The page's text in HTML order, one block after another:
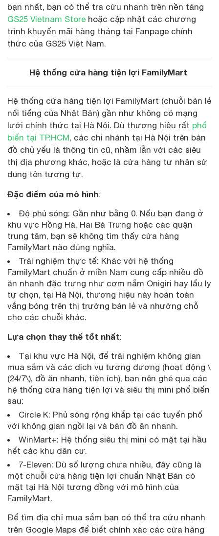
bạn nhất, bạn có thể tra cứu nhanh trên nền tảng
GS25 Vietnam Store hoặc cập nhật các chương
trình khuyến mãi hàng tháng tại Fanpage chính
thức của GS25 Việt Nam.
Hệ thống cửa hàng tiện lợi FamilyMart
Hệ thống cửa hàng tiện lợi FamilyMart (chuỗi bán lẻ
nổi tiếng của Nhật Bản) gần như không có mạng
lưới chính thức tại Hà Nội. Dù thương hiệu rất phổ
biến tại TP.HCM, các chi nhánh tại Hà Nội trên bản
đồ chủ yếu là thông tin cũ, nhầm lẫn với các siêu
thị địa phương khác, hoặc là cửa hàng tư nhân sử
dụng tên tương tự.
Đặc điểm của mô hình:
Độ phủ sóng: Gần như bằng 0. Nếu bạn đang ở
khu vực Hồng Hà, Hai Bà Trưng hoặc các quận
trung tâm, bạn sẽ không tìm thấy cửa hàng
FamilyMart nào đúng nghĩa.
Trải nghiệm thực tế: Khác với hệ thống
FamilyMart chuẩn ở miền Nam cung cấp nhiều đồ
ăn nhanh đặc trưng như cơm nắm Onigiri hay lẩu ly
tự chọn, tại Hà Nội, thương hiệu này hoàn toàn
vắng bóng trên thị trường bán lẻ và nhường chỗ
cho các chuỗi khác.
Lựa chọn thay thế tốt nhất:
Tại khu vực Hà Nội, để trải nghiệm không gian
mua sắm và các dịch vụ tương đương (hoạt động \
(24/7\), đồ ăn nhanh, tiện ích), bạn nên ghé qua các
hệ thống cửa hàng tiện lợi và siêu thị mini phổ biến
sau:
Circle K: Phủ sóng rộng khắp tại các tuyến phố
với không gian ngồi lại và bán đồ ăn nhanh.
WinMart+: Hệ thống siêu thị mini có mặt tại hầu
hết các khu dân cư.
7-Eleven: Dù số lượng chưa nhiều, đây cũng là
một chuỗi cửa hàng tiện lợi chuẩn Nhật Bản có
mặt tại Hà Nội tương đồng với mô hình của
FamilyMart.
Để tìm địa chỉ mua sắm bạn có thể tra cứu nhanh
trên Google Maps để biết chính xác các cửa hàng